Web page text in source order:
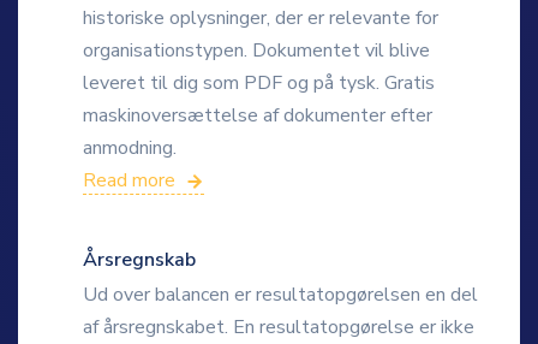
historiske oplysninger, der er relevante for
organisationstypen. Dokumentet vil blive
leveret til dig som PDF og på tysk. Gratis
maskinoversættelse af dokumenter efter
anmodning.
Read more
Årsregnskab
Ud over balancen er resultatopgørelsen en del
af årsregnskabet. En resultatopgørelse er ikke